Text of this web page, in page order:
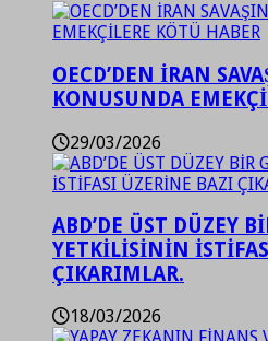
OECD’DEN İRAN
KONUSUNDA
29/03/2026
ABD’DE ÜST DÜZEY
YETKİLİSİNİN
ÇIKARIMLAR.
18/03/2026